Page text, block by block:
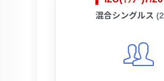
混合シングルス